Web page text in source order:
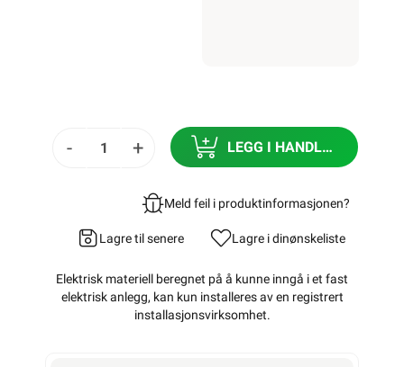
- + LEGG I HANDLEKURV
Meld feil i produktinformasjonen?
Lagre til senere Lagre i dinønskeliste
Elektrisk materiell beregnet på å kunne inngå i et fast
elektrisk anlegg, kan kun installeres av en registrert
installasjonsvirksomhet.